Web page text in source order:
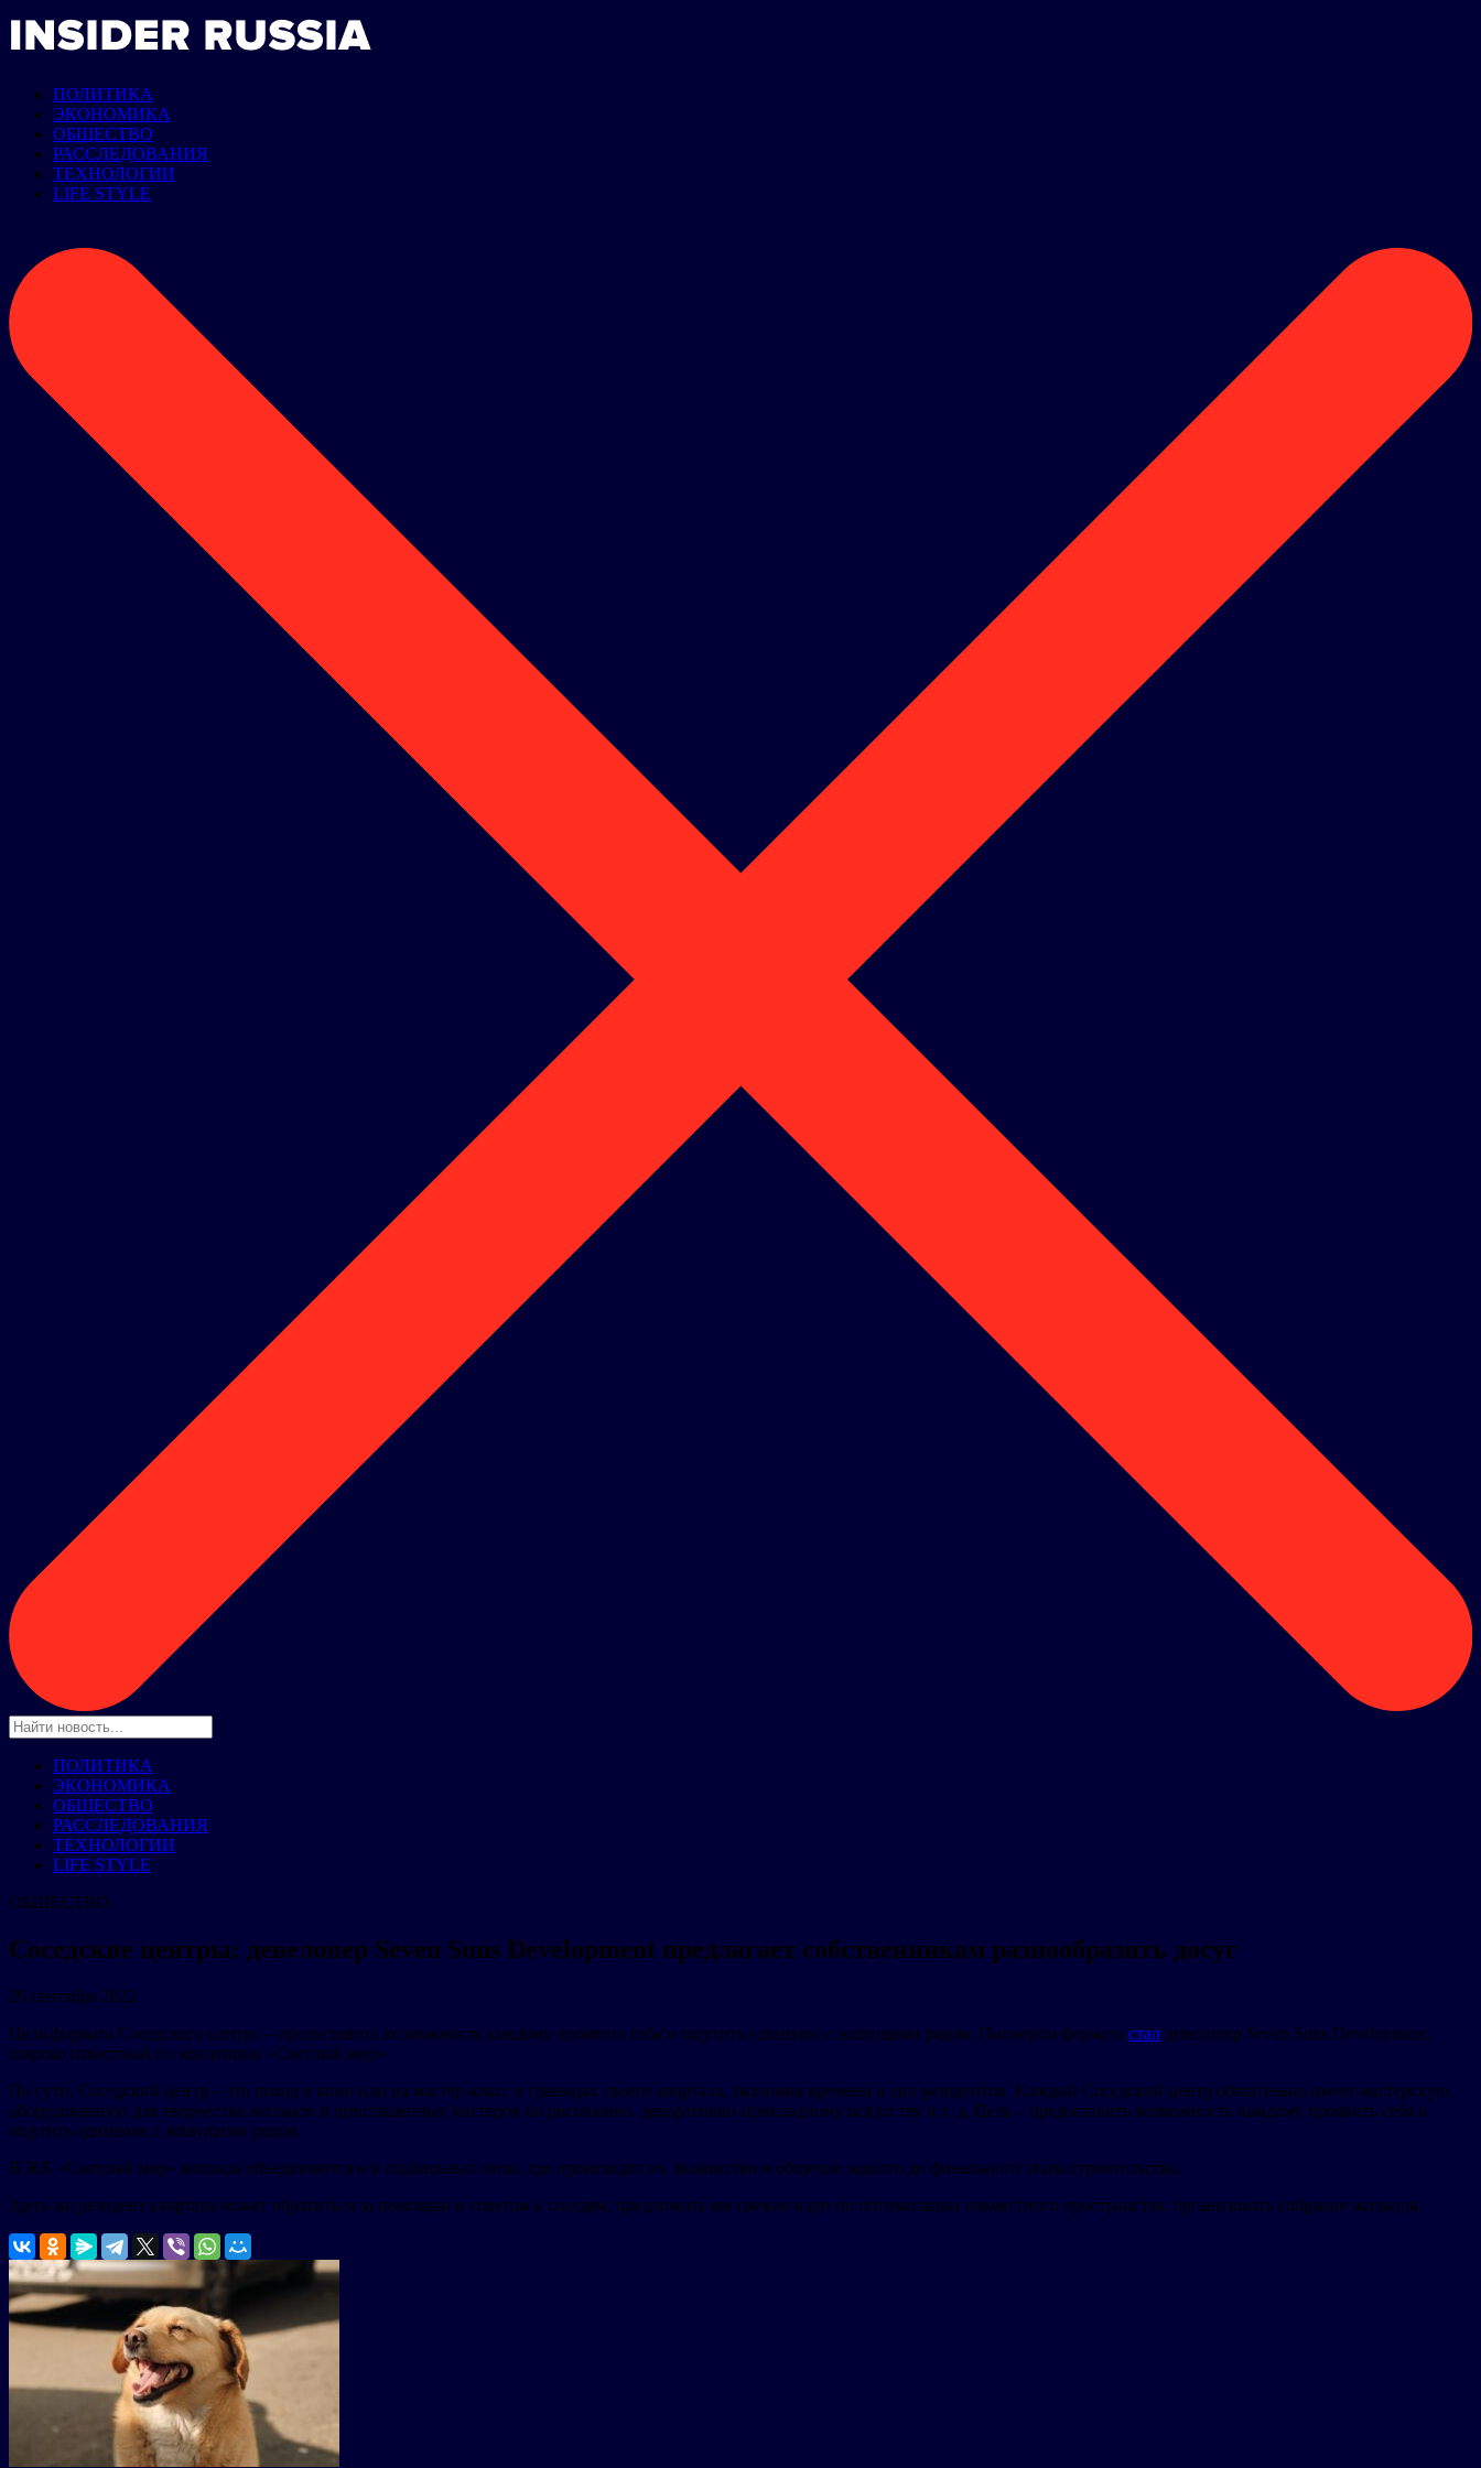
ПОЛИТИКА
ЭКОНОМИКА
ОБЩЕСТВО
РАССЛЕДОВАНИЯ
ТЕХНОЛОГИИ
LIFE STYLE
ПОЛИТИКА
ЭКОНОМИКА
ОБЩЕСТВО
РАССЛЕДОВАНИЯ
ТЕХНОЛОГИИ
LIFE STYLE
ОБЩЕСТВО
Соседские центры: девелопер Seven Suns Development предлагает собственникам разнообразить досуг
26 сентября 2022
Цель формата Соседского центра – предоставить возможность каждому проявить себя и ощутить единение с живущими рядом. Пионером формата стал девелопер Seven Suns Development,
широко известный по концепции «Светлый мир».
По сути, Соседский центр – это поход в кино или на мастер-класс в границах своего квартала, экономия времени и сил резидентов. Каждый Соседский центр обязательно имеет мастерскую,
оборудованную для творчества жильцов и приглашенных мастеров по рисованию, декоративно-прикладному искусству и т. д. Цель – предоставить возможность каждому проявить себя и
ощутить единение с живущими рядом.
В ЖК «Светлый мир» жильцы объединяются и в социальных сетях, где происходит их знакомство и общение задолго до финального этапа строительства.
Здесь же резидент квартала может обратиться за помощью и советом к соседям, предложить им свежие идеи по оптимизации совместного пространства, организовать собрание жильцов.